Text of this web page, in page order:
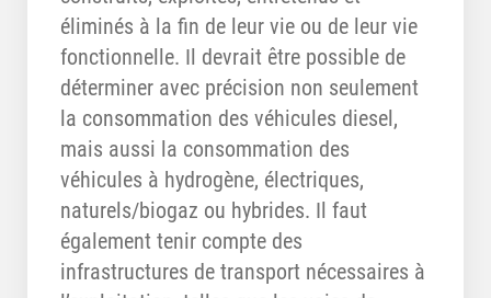
éliminés à la fin de leur vie ou de leur vie
fonctionnelle. Il devrait être possible de
déterminer avec précision non seulement
la consommation des véhicules diesel,
mais aussi la consommation des
véhicules à hydrogène, électriques,
naturels/biogaz ou hybrides. Il faut
également tenir compte des
infrastructures de transport nécessaires à